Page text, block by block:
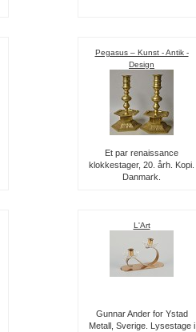
Pegasus – Kunst - Antik -
Design
Et par renaissance
klokkestager, 20. årh. Kopi.
Danmark.
L'Art
Gunnar Ander for Ystad
Metall, Sverige. Lysestage i